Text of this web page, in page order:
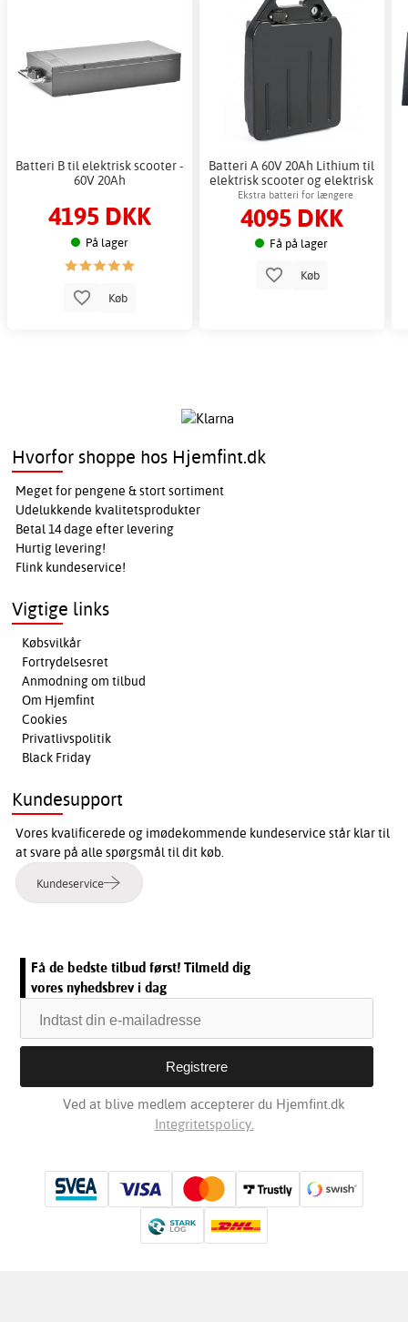
Batteri B til elektrisk scooter -
60V 20Ah
4195 DKK
På lager
Køb
Batteri A 60V 20Ah Lithium til
elektrisk scooter og elektrisk
knallert
Ekstra batteri for længere
kilometertal og fleksibilitet
4095 DKK
Få på lager
Køb
Hvorfor shoppe hos Hjemfint.dk
Meget for pengene & stort sortiment
Udelukkende kvalitetsprodukter
Betal 14 dage efter levering
Hurtig levering!
Flink kundeservice!
Vigtige links
Købsvilkår
Fortrydelsesret
Anmodning om tilbud
Om Hjemfint
Cookies
Privatlivspolitik
Black Friday
Kundesupport
Vores kvalificerede og imødekommende kundeservice står klar til
at svare på alle spørgsmål til dit køb.
Kundeservice
Få de bedste tilbud først! Tilmeld dig
vores nyhedsbrev i dag
Ved at blive medlem accepterer du Hjemfint.dk
Integritetspolicy.